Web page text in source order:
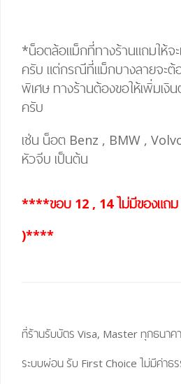
*น็อตล้อแม็กที่ทางร้านแถมให้จ
ครับ แต่กรณีที่แม็กบางลายจะต้
พิเศษ ทางร้านต้องขอให้เพิ่มเงิ
ครับ
เช่น น็อต Benz , BMW ,
หัวจีบ เป็นต้น
****ขอบ 12 , 14 ไม่มีของแถ
)****
ที่ร้านรับบัตร Visa, Master ทุกธนาค
ระบบผ่อน รับ First Choice ไม่มีค่าธ